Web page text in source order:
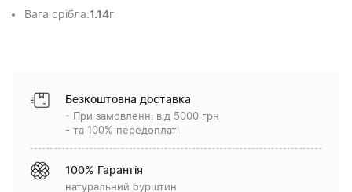
Вага срібла:1.14г
Безкоштовна доставка
- При замовленні від 5000 грн
- та 100% передоплаті
100% Гарантія
натуральний бурштин